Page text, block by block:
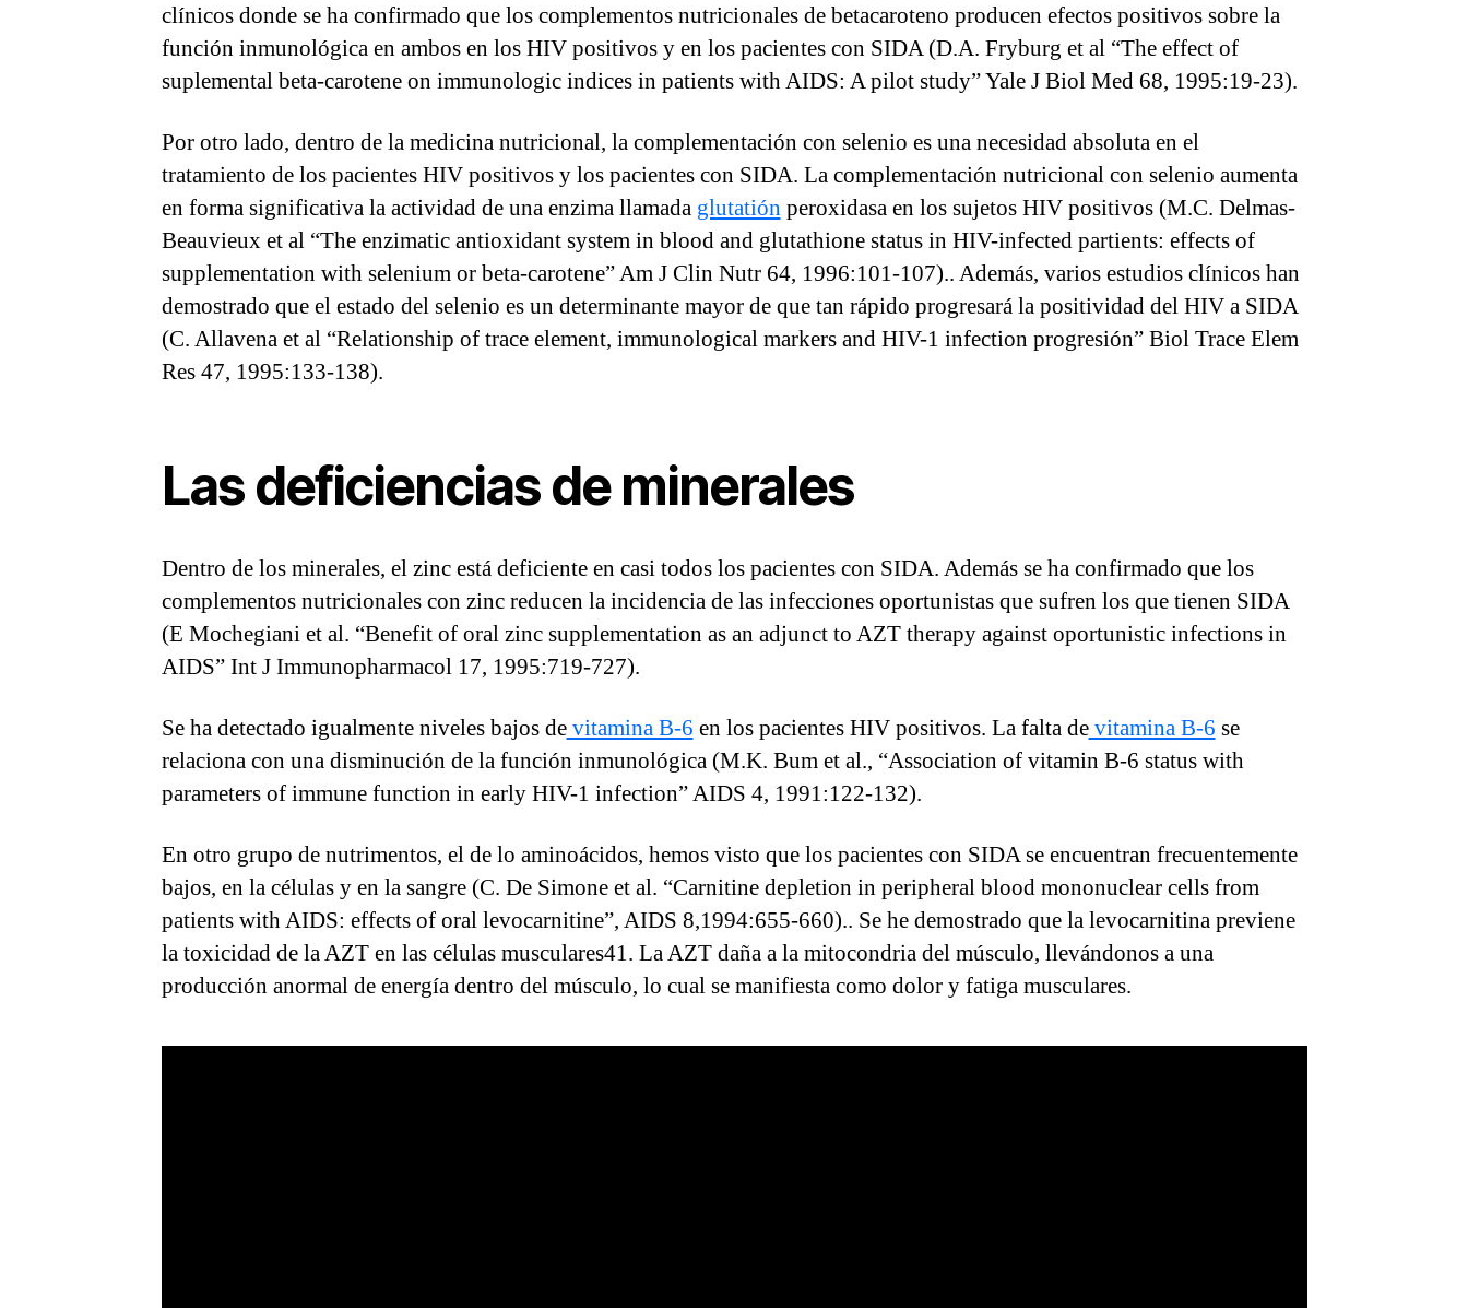
clínicos donde se ha confirmado que los complementos nutricionales de betacaroteno producen efectos positivos sobre la
función inmunológica en ambos en los HIV positivos y en los pacientes con SIDA (D.A. Fryburg et al “The effect of
suplemental beta-carotene on immunologic indices in patients with AIDS: A pilot study” Yale J Biol Med 68, 1995:19-23).
Por otro lado, dentro de la medicina nutricional, la complementación con selenio es una necesidad absoluta en el
tratamiento de los pacientes HIV positivos y los pacientes con SIDA. La complementación nutricional con selenio aumenta
en forma significativa la actividad de una enzima llamada glutatión peroxidasa en los sujetos HIV positivos (M.C. Delmas-
Beauvieux et al “The enzimatic antioxidant system in blood and glutathione status in HIV-infected partients: effects of
supplementation with selenium or beta-carotene” Am J Clin Nutr 64, 1996:101-107).. Además, varios estudios clínicos han
demostrado que el estado del selenio es un determinante mayor de que tan rápido progresará la positividad del HIV a SIDA
(C. Allavena et al “Relationship of trace element, immunological markers and HIV-1 infection progresión” Biol Trace Elem
Res 47, 1995:133-138).
Las deficiencias de minerales
Dentro de los minerales, el zinc está deficiente en casi todos los pacientes con SIDA. Además se ha confirmado que los
complementos nutricionales con zinc reducen la incidencia de las infecciones oportunistas que sufren los que tienen SIDA
(E Mochegiani et al. “Benefit of oral zinc supplementation as an adjunct to AZT therapy against oportunistic infections in
AIDS” Int J Immunopharmacol 17, 1995:719-727).
Se ha detectado igualmente niveles bajos devitamina B-6 en los pacientes HIV positivos. La falta devitamina B-6 se
relaciona con una disminución de la función inmunológica (M.K. Bum et al., “Association of vitamin B-6 status with
parameters of immune function in early HIV-1 infection” AIDS 4, 1991:122-132).
En otro grupo de nutrimentos, el de lo aminoácidos, hemos visto que los pacientes con SIDA se encuentran frecuentemente
bajos, en la células y en la sangre (C. De Simone et al. “Carnitine depletion in peripheral blood mononuclear cells from
patients with AIDS: effects of oral levocarnitine”, AIDS 8,1994:655-660).. Se he demostrado que la levocarnitina previene
la toxicidad de la AZT en las células musculares41. La AZT daña a la mitocondria del músculo, llevándonos a una
producción anormal de energía dentro del músculo, lo cual se manifiesta como dolor y fatiga musculares.